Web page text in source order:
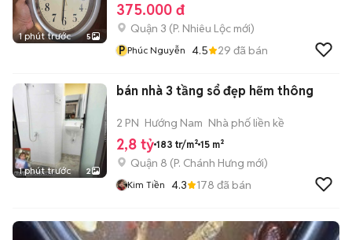
1 phút trước 5
375.000 đ
Quận 3 (P. Nhiêu Lộc mới)
P Phúc Nguyễn 4.5 29 đã bán
1 phút trước 2
bán nhà 3 tầng sổ đẹp hẽm thông
2 PN Hướng Nam Nhà phố liền kề
2,8 tỷ 183 tr/m² 15 m²
Quận 8 (P. Chánh Hưng mới)
Kim Tiền 4.3 178 đã bán